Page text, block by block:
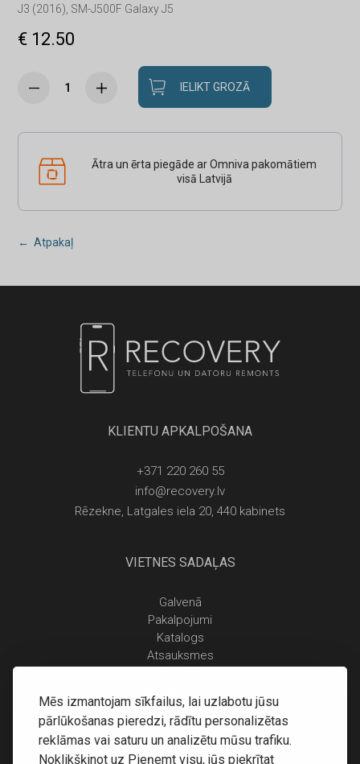
Mēs izmantojam sīkfailus, lai uzlabotu jūsu
pārlūkošanas pieredzi, rādītu personalizētas
reklāmas vai saturu un analizētu mūsu trafiku.
Noklikšķinot uz Pieņemt visu, jūs piekrītat
J3 (2016), SM-J500F Galaxy J5
€ 12.50
IELIKT GROZĀ
Ātra un ērta piegāde ar Omniva pakomātiem
visā Latvijā
← Atpakaļ
KLIENTU APKALPOŠANA
+371 220 260 55
info@recovery.lv
Rēzekne, Latgales iela 20, 440 kabinets
VIETNES SADAĻAS
Galvenā
Pakalpojumi
Katalogs
Atsauksmes
Piegāde un apmaksa
Atgriešanas noteikumi